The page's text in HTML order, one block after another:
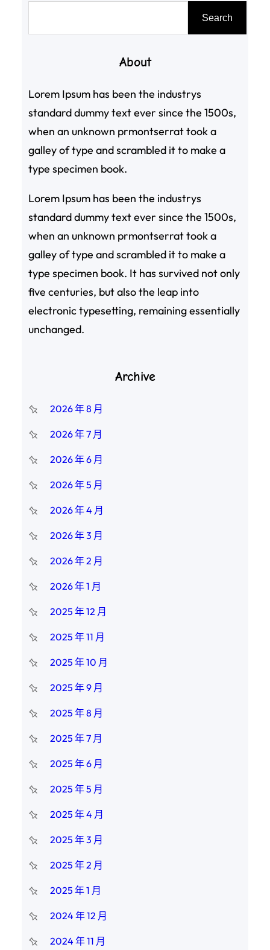
Search
About
Lorem Ipsum has been the industrys
standard dummy text ever since the 1500s,
when an unknown prmontserrat took a
galley of type and scrambled it to make a
type specimen book.
Lorem Ipsum has been the industrys
standard dummy text ever since the 1500s,
when an unknown prmontserrat took a
galley of type and scrambled it to make a
type specimen book. It has survived not only
five centuries, but also the leap into
electronic typesetting, remaining essentially
unchanged.
Archive
2026 年 8 月
2026 年 7 月
2026 年 6 月
2026 年 5 月
2026 年 4 月
2026 年 3 月
2026 年 2 月
2026 年 1 月
2025 年 12 月
2025 年 11 月
2025 年 10 月
2025 年 9 月
2025 年 8 月
2025 年 7 月
2025 年 6 月
2025 年 5 月
2025 年 4 月
2025 年 3 月
2025 年 2 月
2025 年 1 月
2024 年 12 月
2024 年 11 月